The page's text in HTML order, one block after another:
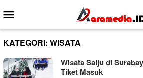
ke
kontenMobile
KATEGORI: WISATA
Wisata Salju di
Tiket Masuk